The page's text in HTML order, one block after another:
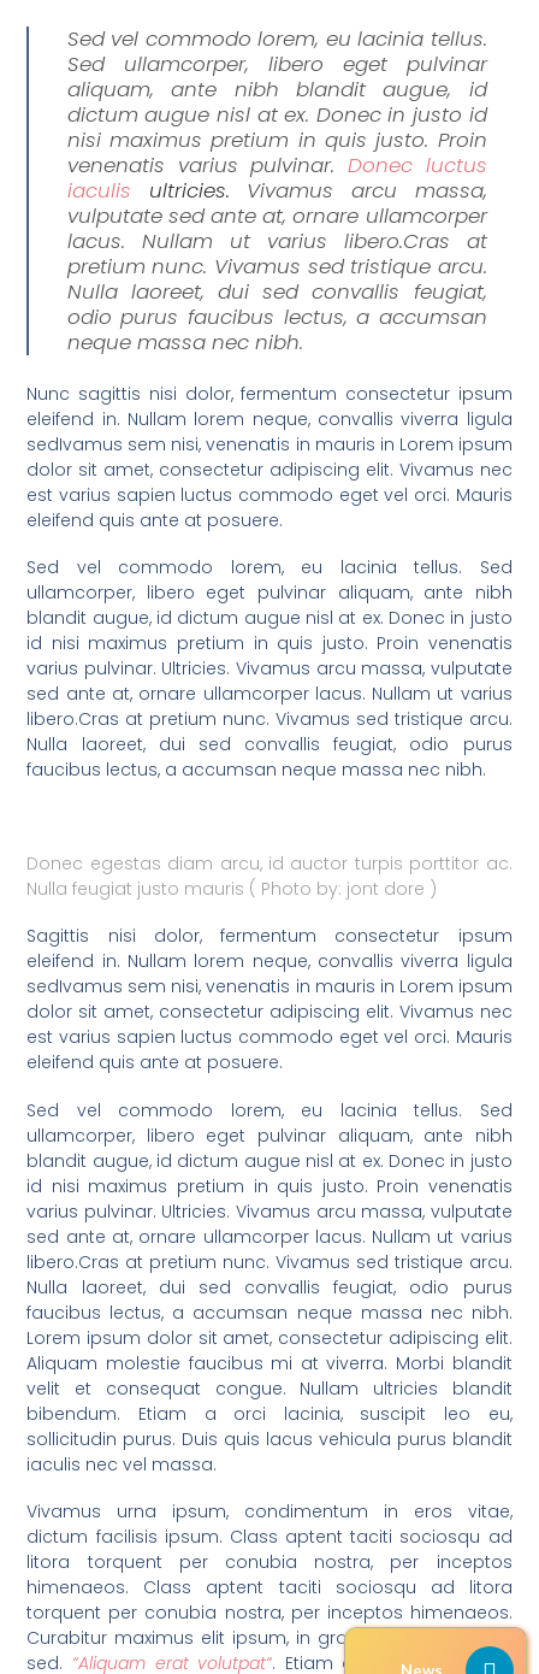
Sed vel commodo lorem, eu lacinia tellus.
Sed ullamcorper, libero eget pulvinar
aliquam, ante nibh blandit augue, id
dictum augue nisl at ex. Donec in justo id
nisi maximus pretium in quis justo. Proin
venenatis varius pulvinar. Donec luctus
iaculis ultricies. Vivamus arcu massa,
vulputate sed ante at, ornare ullamcorper
lacus. Nullam ut varius libero.Cras at
pretium nunc. Vivamus sed tristique arcu.
Nulla laoreet, dui sed convallis feugiat,
odio purus faucibus lectus, a accumsan
neque massa nec nibh.
Nunc sagittis nisi dolor, fermentum consectetur ipsum
eleifend in. Nullam lorem neque, convallis viverra ligula
sedIvamus sem nisi, venenatis in mauris in Lorem ipsum
dolor sit amet, consectetur adipiscing elit. Vivamus nec
est varius sapien luctus commodo eget vel orci. Mauris
eleifend quis ante at posuere.
Sed vel commodo lorem, eu lacinia tellus. Sed
ullamcorper, libero eget pulvinar aliquam, ante nibh
blandit augue, id dictum augue nisl at ex. Donec in justo
id nisi maximus pretium in quis justo. Proin venenatis
varius pulvinar. Ultricies. Vivamus arcu massa, vulputate
sed ante at, ornare ullamcorper lacus. Nullam ut varius
libero.Cras at pretium nunc. Vivamus sed tristique arcu.
Nulla laoreet, dui sed convallis feugiat, odio purus
faucibus lectus, a accumsan neque massa nec nibh.
Donec egestas diam arcu, id auctor turpis porttitor ac.
Nulla feugiat justo mauris ( Photo by: jont dore )
Sagittis nisi dolor, fermentum consectetur ipsum
eleifend in. Nullam lorem neque, convallis viverra ligula
sedIvamus sem nisi, venenatis in mauris in Lorem ipsum
dolor sit amet, consectetur adipiscing elit. Vivamus nec
est varius sapien luctus commodo eget vel orci. Mauris
eleifend quis ante at posuere.
Sed vel commodo lorem, eu lacinia tellus. Sed
ullamcorper, libero eget pulvinar aliquam, ante nibh
blandit augue, id dictum augue nisl at ex. Donec in justo
id nisi maximus pretium in quis justo. Proin venenatis
varius pulvinar. Ultricies. Vivamus arcu massa, vulputate
sed ante at, ornare ullamcorper lacus. Nullam ut varius
libero.Cras at pretium nunc. Vivamus sed tristique arcu.
Nulla laoreet, dui sed convallis feugiat, odio purus
faucibus lectus, a accumsan neque massa nec nibh.
Lorem ipsum dolor sit amet, consectetur adipiscing elit.
Aliquam molestie faucibus mi at viverra. Morbi blandit
velit et consequat congue. Nullam ultricies blandit
bibendum. Etiam a orci lacinia, suscipit leo eu,
sollicitudin purus. Duis quis lacus vehicula purus blandit
iaculis nec vel massa.
Vivamus urna ipsum, condimentum in eros vitae,
dictum facilisis ipsum. Class aptent taciti sociosqu ad
litora torquent per conubia nostra, per inceptos
himenaeos. Class aptent taciti sociosqu ad litora
torquent per conubia nostra, per inceptos himenaeos.
Curabitur maximus elit ipsum, in gravida sapien iaculis
sed. “Aliquam erat volutpat“. Etiam congue, purus nec